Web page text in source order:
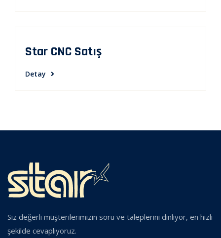
Star CNC Satış
Detay
Siz değerli müşterilerimizin soru ve taleplerini dinliyor, en hızlı
şekilde cevaplıyoruz.